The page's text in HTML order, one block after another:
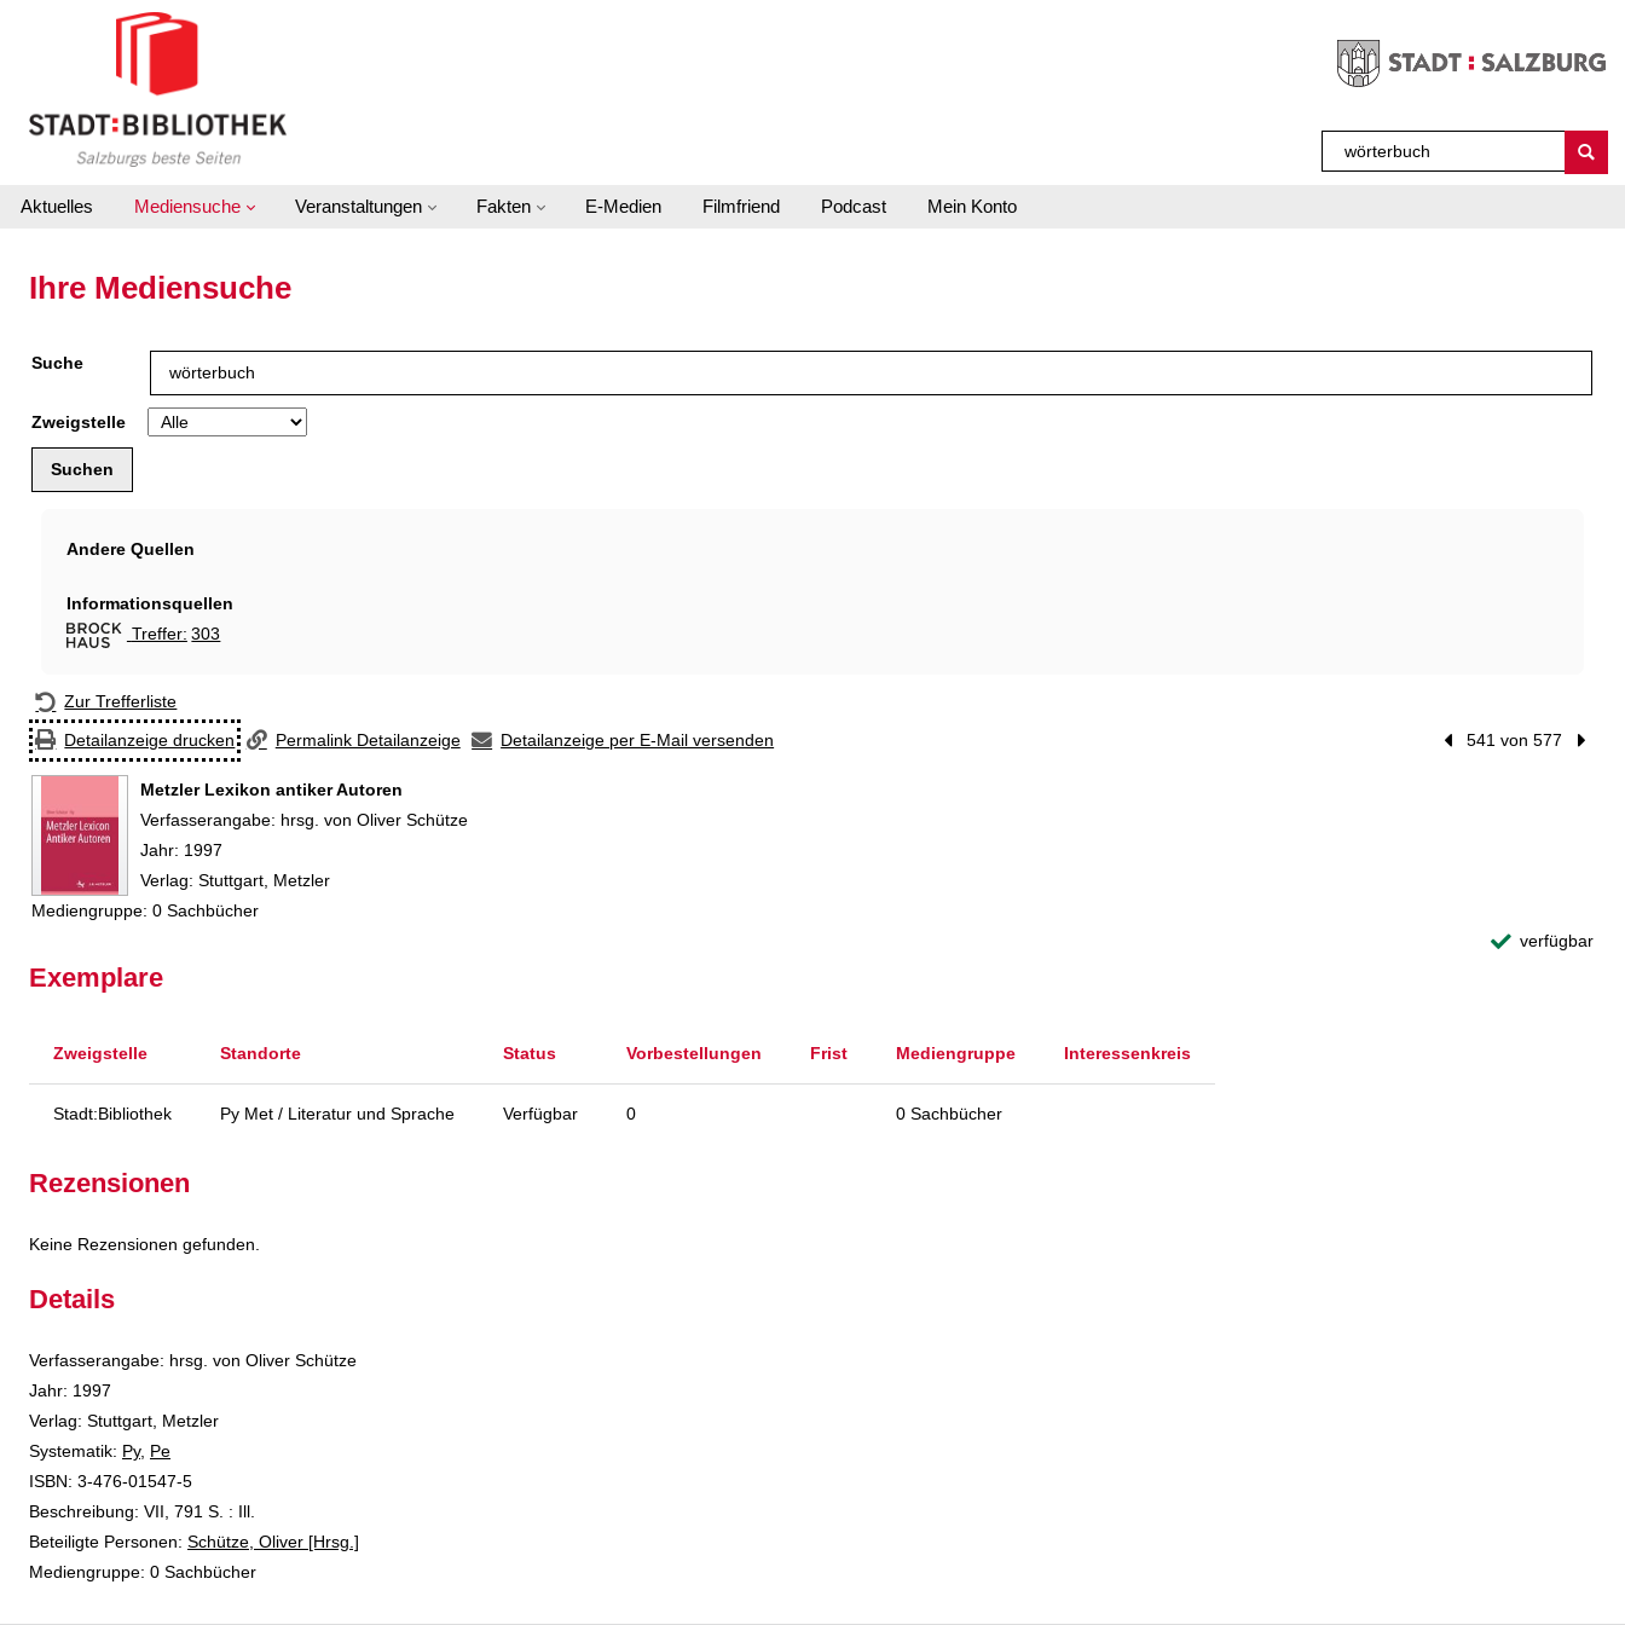
Zur Detailanzeige springen
Sprache auswählen
Aktuelles Mediensuche Veranstaltungen Fakten E-Medien Filmfriend Podcast Mein Konto
Ihre Mediensuche
Suche
Zweigstelle
Andere Quellen
Informationsquellen
Treffer: 303
Zur Trefferliste
Detailanzeige drucken
Permalink Detailanzeige Detailanzeige per E-Mail versenden Vorheriger Treffer
541 von 577
Metzler Lexikon antiker Autoren
Suche nach diesem Verfasser
Verfasserangabe: hrsg. von Oliver Schütze
Jahr: 1997
Verlag: Stuttgart, Metzler
Mediengruppe: 0 Sachbücher
verfügbar
Exemplare
Zweigstelle Standorte Status Vorbestellungen Frist Mediengruppe Interessenkreis
Stadt:Bibliothek Py Met / Literatur und Sprache Verfügbar 0 0 Sachbücher
Rezensionen
Keine Rezensionen gefunden.
Details
Suche nach diesem Verfasser
Verfasserangabe: hrsg. von Oliver Schütze
Jahr: 1997
Verlag: Stuttgart, Metzler
opens in new tab
Diesen Link in neuem Tab öffnen
Systematik: Suche nach dieser Systematik
Py, Pe
Suche nach diesem Interessenskreis
ISBN: 3-476-01547-5
Beschreibung: VII, 791 S. : Ill.
Beteiligte Personen: Suche nach dieser Beteiligten Person
Schütze, Oliver [Hrsg.]
Mediengruppe: 0 Sachbücher